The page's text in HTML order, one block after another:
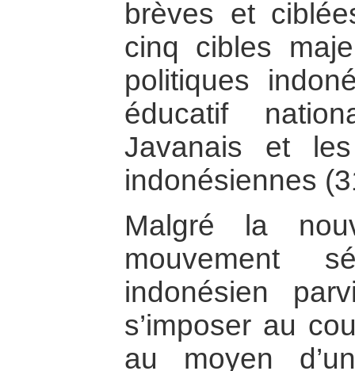
brèves et
cinq cibles
politiques
éducatif
Javanais et
indonésiennes
Malgré la
mouvement
indonésien
s’imposer au
au moyen